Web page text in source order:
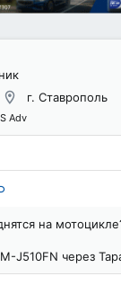
г. Ставрополь
Adv
на
J510FN через